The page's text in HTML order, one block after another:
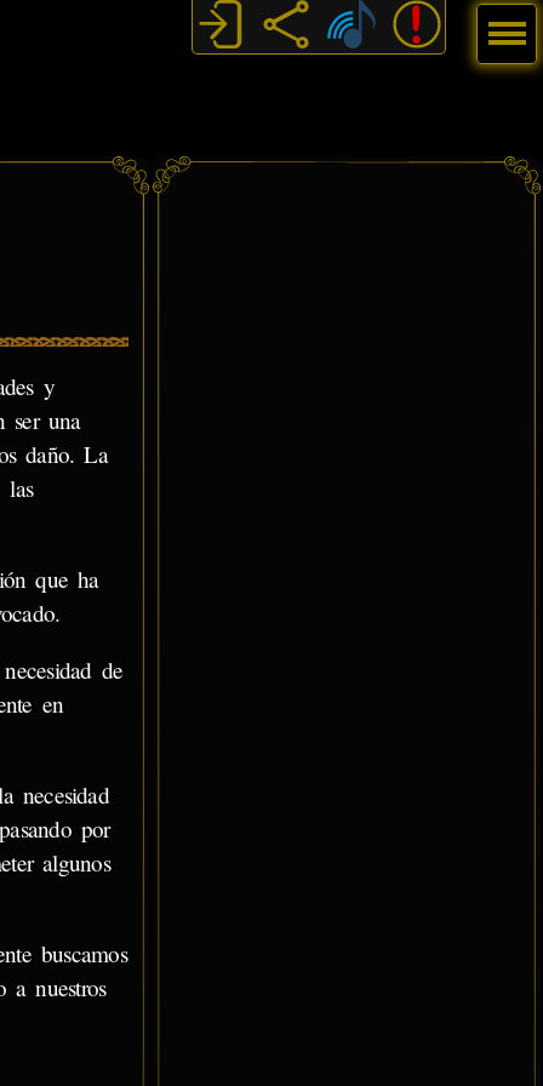
y
ser una
daño. La
las
que ha
de
en
necesidad
por
algunos
buscamos
a nuestros
Menú